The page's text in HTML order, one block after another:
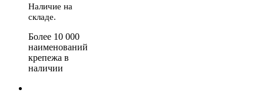
Наличие на
складе.
Более 10 000
наименований
крепежа в
наличии